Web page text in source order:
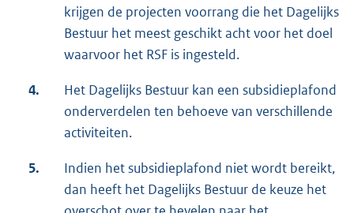
krijgen de projecten voorrang die het Dagelijks
Bestuur het meest geschikt acht voor het doel
waarvoor het RSF is ingesteld.
4.
Het Dagelijks Bestuur kan een subsidieplafond
onderverdelen ten behoeve van verschillende
activiteiten.
5.
Indien het subsidieplafond niet wordt bereikt,
dan heeft het Dagelijks Bestuur de keuze het